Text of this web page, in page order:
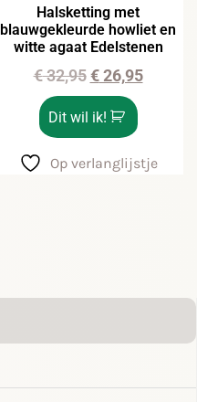
Halsketting met
blauwgekleurde howliet en
witte agaat Edelstenen
€32,95 €26,95
Dit wil ik!
Op verlanglijstje